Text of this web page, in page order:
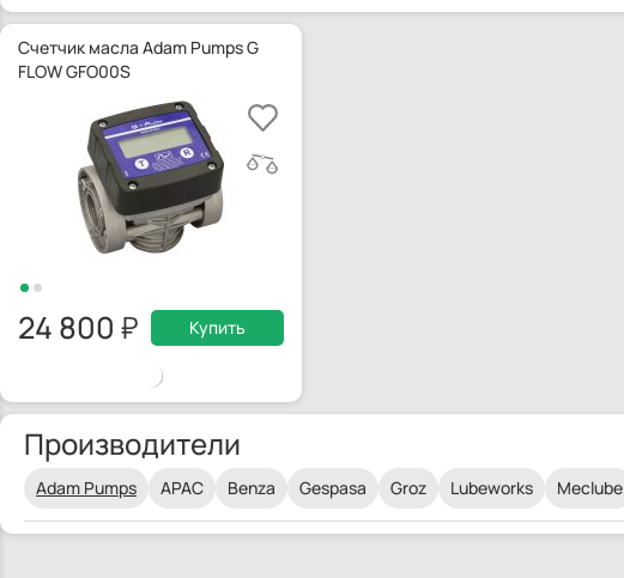
Счетчик масла Adam Pumps G
FLOW GFO00S
24 800 Купить
Производители
Adam Pumps APAC Benza Gespasa Groz Lubeworks Meclube